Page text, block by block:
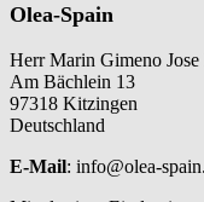
Olea-Spain
Herr Marin Gimeno
Am Bächlein 13
97318 Kitzingen
Deutschland
E-Mail: info@olea-